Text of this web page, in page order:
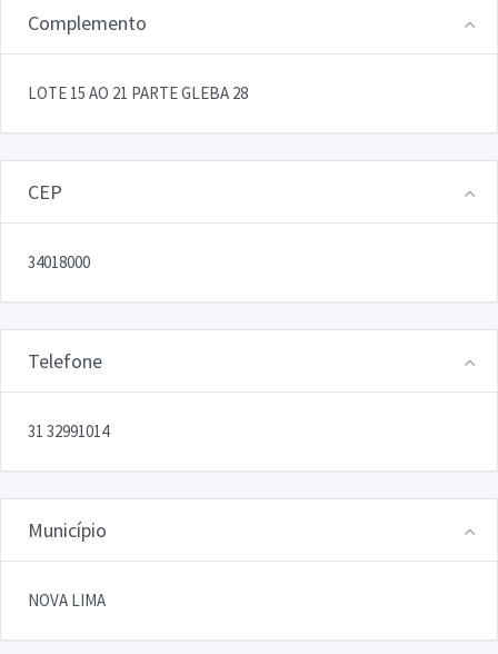
Complemento
LOTE 15 AO 21 PARTE GLEBA 28
CEP
34018000
Telefone
31 32991014
Município
NOVA LIMA